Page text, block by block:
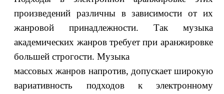
произведений различны в зависимости от их
жанровой принадлежности. Так музыка
академических жанров требует при аранжировке
большей строгости. Музыка
массовых жанров напротив, допускает широкую
вариативность подходов к электронному